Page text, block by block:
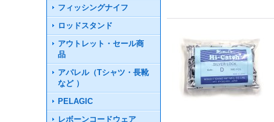
フィッシングナイフ
ロッドスタンド
アウトレット・セール商
品
アパレル（Tシャツ・長靴
など ）
PELAGIC
レボーンコードウェア